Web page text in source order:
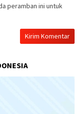
peramban ini untuk